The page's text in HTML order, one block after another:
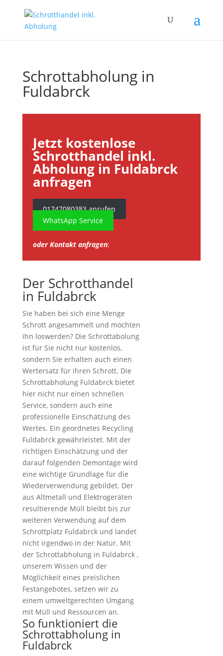
Schrottabholung in
Fuldabrck
Jetzt kostenlose
Schrotthandel inkl.
Abholung in Fuldabrck
anfragen
01747080383 anrufen
WhatsApp Service
oder Kontakt anfragen:
Der Schrotthandel
in Fuldabrck
Sie haben bei sich eine Menge
Schrott angesammelt und möchten
ihn loswerden? Die Schrottabolung
ist für Sie nicht nur kostenlos,
sondern Sie erhalten auch einen
Wertersatz für ihren Schrott. Die
Schrottabholung Fuldabrck bietet
hier nicht nur einen schnellen
Service, sondern auch eine
professionelle Einschätzung des
Wertes. Ein geordnetes Recycling
Fuldabrck gewährleistet. Mit der
richtigen Einschätzung und der
darauf folgenden Demontage wird
eine wichtige Grundlage für die
Wiederverwendung gebildet. Der
aus Altmetall und Elektrogeräten
resultierende Müll bleibt bis zur
weiteren Verwendung auf dem
Schrottplatz Fuldabrck und landet
nicht irgendwo in der Natur. Mit
der Schrottabholung in Fuldabrck ,
unserem Wissen und der
Möglichkeit eines preislichen
Festangebotes, setzen wir zu
einem umweltgerechten Umgang
mit Müll und Ressourcen an.
So funktioniert die
Schrottabholung in
Fuldabrck